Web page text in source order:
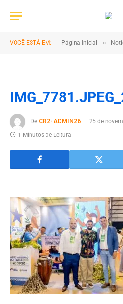
VOCÊ ESTÁ EM: Página Inicial »
De CR2-ADMIN26
25 de
1 Minutos de Leitura